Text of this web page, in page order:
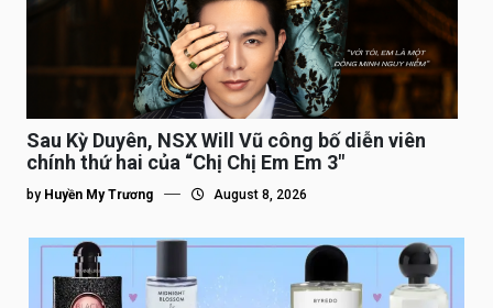
Sau Kỳ Duyên, NSX Will Vũ công bố diễn viên
chính thứ hai của “Chị Chị Em Em 3″
by Huyền My Trương August 8, 2026